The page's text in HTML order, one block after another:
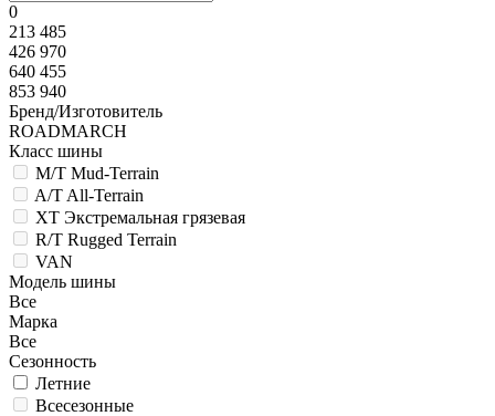
По популярности
0
213 485
426 970
640 455
853 940
Бренд/Изготовитель
ROADMARCH
Класс шины
M/T Mud-Terrain
A/T All-Terrain
XT Экстремальная грязевая
R/T Rugged Terrain
VAN
Модель шины
Все
Марка
Все
Сезонность
Летние
Всесезонные